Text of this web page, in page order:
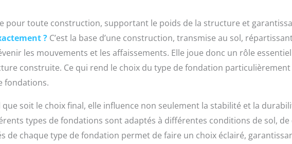
pour toute construction, supportant le poids de la structure et
?C’est la base d’une construction, transmise au sol,
les mouvements et les affaissements. Elle joue donc un rôle
construite. Ce qui rend le choix du type de fondation particulièrement
fondations.
soit le choix final, elle influence non seulement la stabilité et la
types de fondations sont adaptés à différentes conditions de sol, de
de chaque type de fondation permet de faire un choix éclairé,